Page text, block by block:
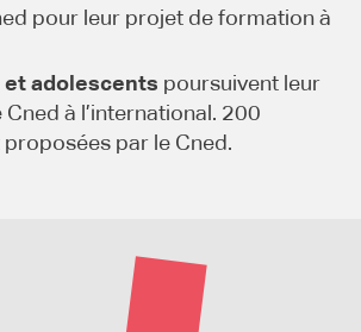
pour leur projet de formation à
et adolescents poursuivent leur
à l’international. 200
par le Cned.